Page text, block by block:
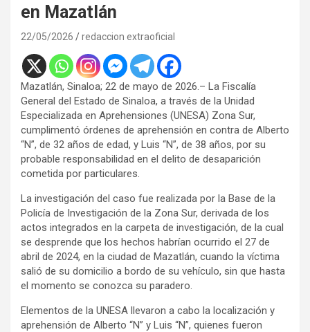
en Mazatlán
22/05/2026 redaccion extraoficial
Mazatlán, Sinaloa; 22 de mayo de 2026.– La Fiscalía
General del Estado de Sinaloa, a través de la Unidad
Especializada en Aprehensiones (UNESA) Zona Sur,
cumplimentó órdenes de aprehensión en contra de Alberto
“N”, de 32 años de edad, y Luis “N”, de 38 años, por su
probable responsabilidad en el delito de desaparición
cometida por particulares.
La investigación del caso fue realizada por la Base de la
Policía de Investigación de la Zona Sur, derivada de los
actos integrados en la carpeta de investigación, de la cual
se desprende que los hechos habrían ocurrido el 27 de
abril de 2024, en la ciudad de Mazatlán, cuando la víctima
salió de su domicilio a bordo de su vehículo, sin que hasta
el momento se conozca su paradero.
Elementos de la UNESA llevaron a cabo la localización y
aprehensión de Alberto “N” y Luis “N”, quienes fueron